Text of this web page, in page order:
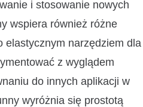
i stosowanie nowych
wspiera również różne
elastycznym narzędziem dla
z wyglądem
do innych aplikacji w
wyróżnia się prostotą